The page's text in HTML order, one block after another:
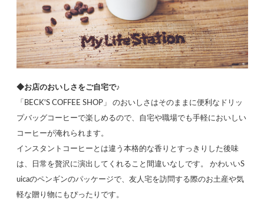
◆お店のおいしさをご自宅で♪
「BECK'S COFFEE SHOP」 のおいしさはそのままに便利なドリッ
プバッグコーヒーで楽しめるので、自宅や職場でも手軽においしい
コーヒーが淹れられます。
インスタントコーヒーとは違う本格的な香りとすっきりした後味
は、日常を贅沢に演出してくれること間違いなしです。 かわいいS
uicaのペンギンのパッケージで、友人宅を訪問する際のお土産や気
軽な贈り物にもぴったりです。